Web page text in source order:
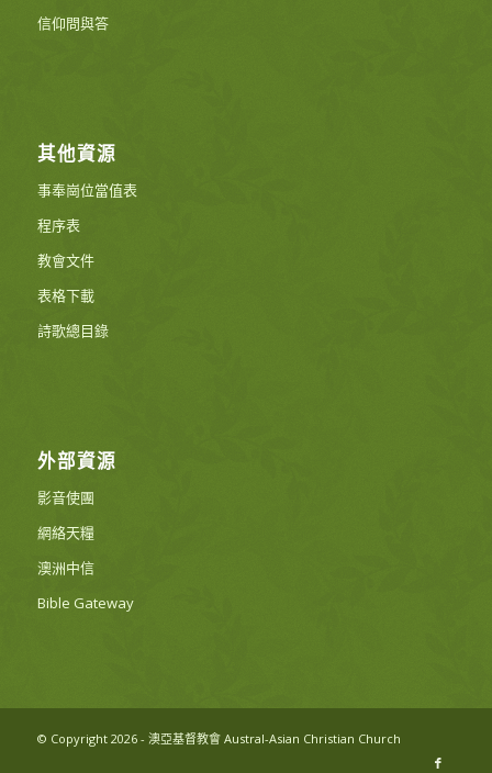
信仰問與答
其他資源
事奉崗位當值表
程序表
教會文件
表格下載
詩歌總目錄
外部資源
影音使團
網絡天糧
澳洲中信
Bible Gateway
© Copyright 2026 - 澳亞基督教會 Austral-Asian Christian Church